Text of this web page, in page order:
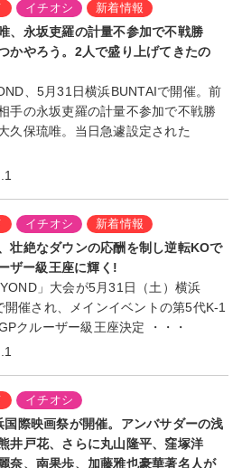
イチオシ 新着情報
、永坂吏羅の計量不参加で不戦勝
かやろう。2人で盛り上げてきたの
、5月31日横浜BUNTAIで開催。前
手の永坂吏羅の計量不参加で不戦勝
久保琉唯。当日急遽設定された
イチオシ 新着情報
壮絶なダウンの応酬を制し逆転KOで
ザー級王座に輝く!
」大会が5月31日（土）横浜
開催され、メインイベントの第5代K-1
クルーザー級王座決定 ・・・
イチオシ
国際映画祭が開催。アンバサダーの浅
井戸花、さらに丸山隆平、窪塚洋
奈、南果歩、加藤雅也豪華著名人が